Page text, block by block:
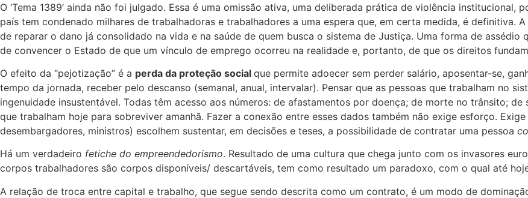
O ‘Tema 1389’ ainda não foi julgado. Essa é uma omissão ativa, uma deliberada prática de violência
país tem condenado milhares de trabalhadoras e trabalhadores a uma espera que, em certa medida, é definitiva.
de reparar o dano já consolidado na vida e na saúde de quem busca o sistema de Justiça. Uma forma de
de convencer o Estado de que um vínculo de emprego ocorreu na realidade e, portanto, de que os direitos
O efeito da “pejotização” é a perda da proteção social que permite adoecer sem perder salário, aposentar-se,
tempo da jornada, receber pelo descanso (semanal, anual, intervalar). Pensar que as pessoas que trabalham no
ingenuidade insustentável. Todas têm acesso aos números: de afastamentos por doença; de morte no trânsito;
que trabalham hoje para sobreviver amanhã. Fazer a conexão entre esses dados também não exige esforço.
desembargadores, ministros) escolhem sustentar, em decisões e teses, a possibilidade de contratar uma pessoa
Há um verdadeiro fetiche do empreendedorismo. Resultado de uma cultura que chega junto com os invasores
corpos trabalhadores são corpos disponíveis/ descartáveis, tem como resultado um paradoxo, com o qual até
A relação de troca entre capital e trabalho, que segue sendo descrita como um contrato, é um modo de